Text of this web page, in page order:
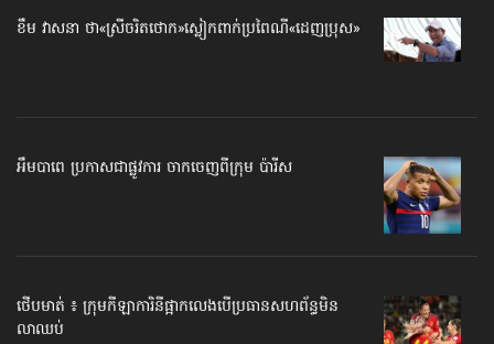
ខឹម វាសនា ថា«ស្រីចរិតថោក»​ស្លៀកពាក់ប្រពៃណី​«ដេញប្រុស»
អឹមបាពេ ប្រកាសជាផ្លូវការ ចាកចេញពីក្រុម ប៉ារីស
ថើបមាត់ ៖ ក្រុមកីឡាការិនី​ផ្អាកលេង​​បើប្រធានសហព័ន្ធ​មិន
លាឈប់